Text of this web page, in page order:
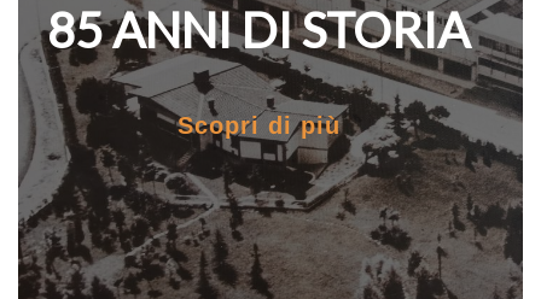
85 ANNI DI STORIA
Scopri di più